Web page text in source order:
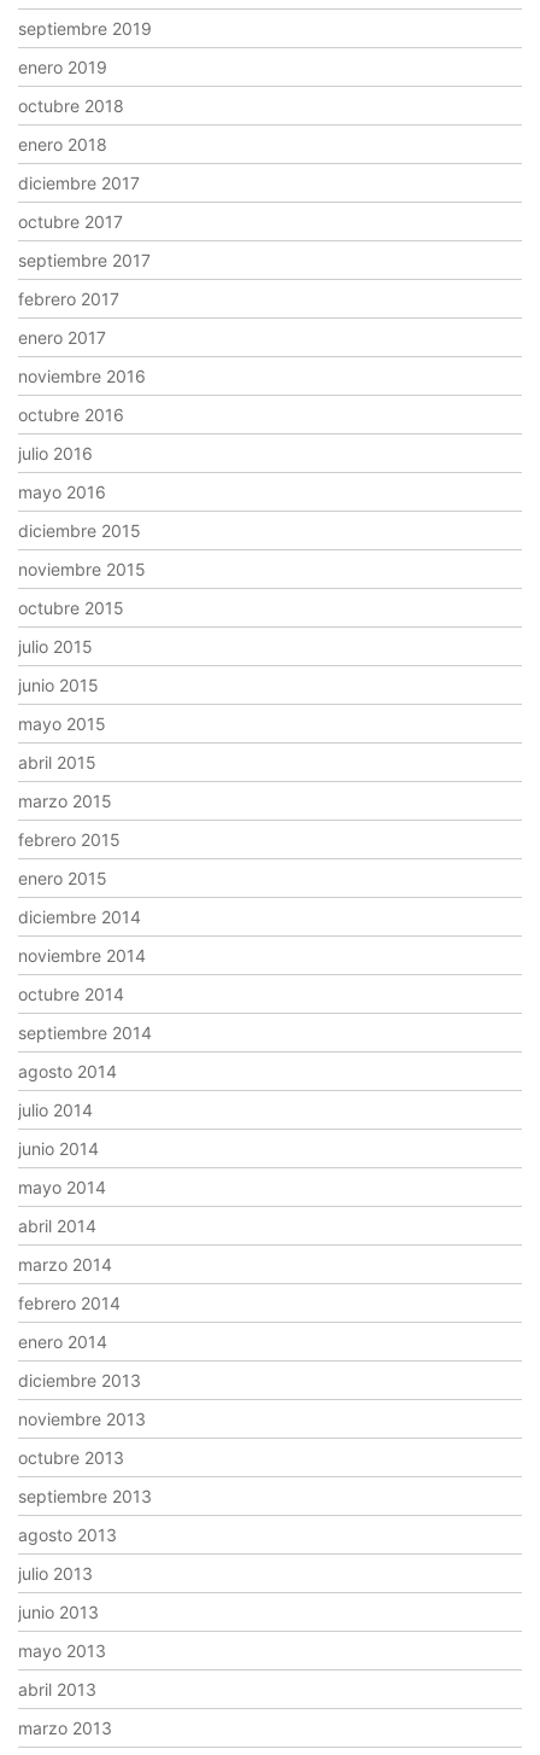
septiembre 2019
enero 2019
octubre 2018
enero 2018
diciembre 2017
octubre 2017
septiembre 2017
febrero 2017
enero 2017
noviembre 2016
octubre 2016
julio 2016
mayo 2016
diciembre 2015
noviembre 2015
octubre 2015
julio 2015
junio 2015
mayo 2015
abril 2015
marzo 2015
febrero 2015
enero 2015
diciembre 2014
noviembre 2014
octubre 2014
septiembre 2014
agosto 2014
julio 2014
junio 2014
mayo 2014
abril 2014
marzo 2014
febrero 2014
enero 2014
diciembre 2013
noviembre 2013
octubre 2013
septiembre 2013
agosto 2013
julio 2013
junio 2013
mayo 2013
abril 2013
marzo 2013